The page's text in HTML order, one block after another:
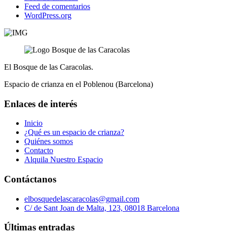
Feed de comentarios
WordPress.org
El Bosque de las Caracolas.
Espacio de crianza en el Poblenou (Barcelona)
Enlaces de interés
Inicio
¿Qué es un espacio de crianza?
Quiénes somos
Contacto
Alquila Nuestro Espacio
Contáctanos
elbosquedelascaracolas@gmail.com
C/ de Sant Joan de Malta, 123, 08018 Barcelona
Últimas entradas